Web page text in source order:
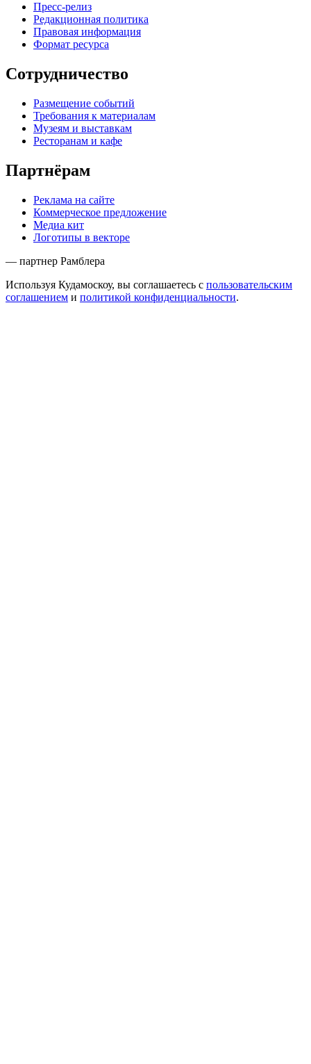
Пресс-релиз
Редакционная политика
Правовая информация
Формат ресурса
Сотрудничество
Размещение событий
Требования к материалам
Музеям и выставкам
Ресторанам и кафе
Партнёрам
Реклама на сайте
Коммерческое предложение
Медиа кит
Логотипы в векторе
— партнер Рамблера
Используя Кудамоскоу, вы соглашаетесь с пользовательским
соглашением и политикой конфиденциальности.